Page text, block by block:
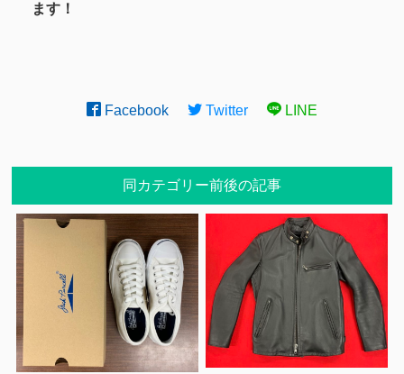
ます！
Facebook Twitter LINE
同カテゴリー前後の記事